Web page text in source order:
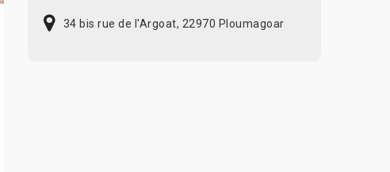
34 bis rue de l'Argoat, 22970 Ploumagoar